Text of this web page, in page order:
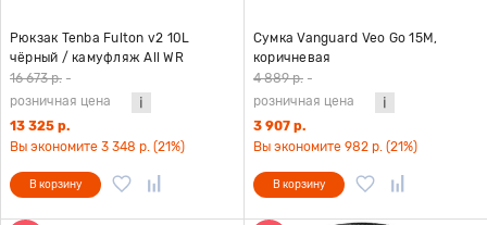
Рюкзак Tenba Fulton v2 10L
чёрный / камуфляж All WR
16 673 р. -
розничная цена
13 325 р.
Вы экономите 3 348 р. (21%)
В корзину
Сумка Vanguard Veo Go 15M,
коричневая
4 889 р. -
розничная цена
3 907 р.
Вы экономите 982 р. (21%)
В корзину